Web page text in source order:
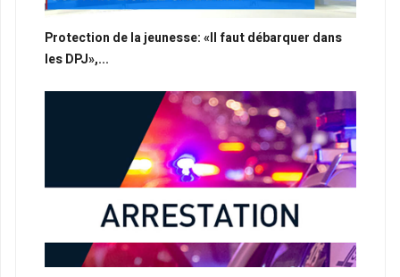
Protection de la jeunesse: «Il faut débarquer dans
les DPJ»,...